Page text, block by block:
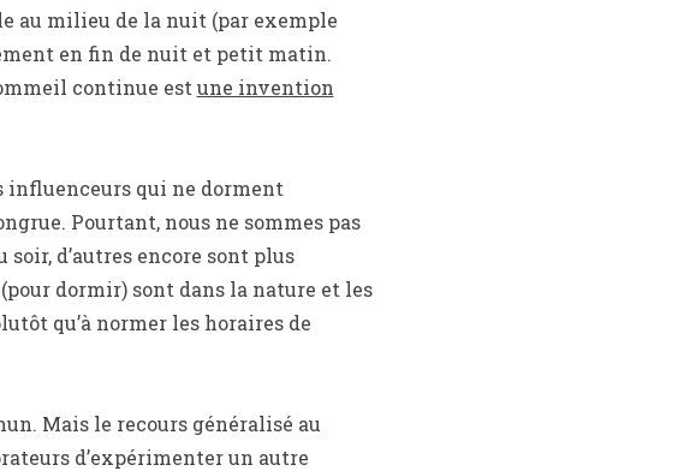
au milieu de la nuit (par exemple
en fin de nuit et petit matin.
continue est une invention
influenceurs qui ne dorment
Pourtant, nous ne sommes pas
d’autres encore sont plus
dormir) sont dans la nature et les
qu’à normer les horaires de
Mais le recours généralisé au
d’expérimenter un autre